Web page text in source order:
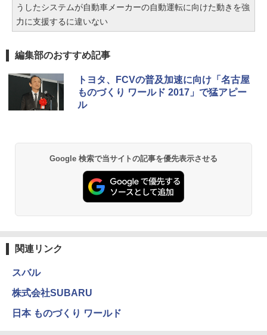
うしたシステムが自動車メーカーの自動運転に向けた動きを強
力に支援するに違いない
編集部のおすすめ記事
トヨタ、FCVの普及加速に向け「名古屋
ものづくり ワールド 2017」で猛アピー
ル
Google 検索で当サイトの記事を優先表示させる
関連リンク
スバル
株式会社SUBARU
日本 ものづくり ワールド